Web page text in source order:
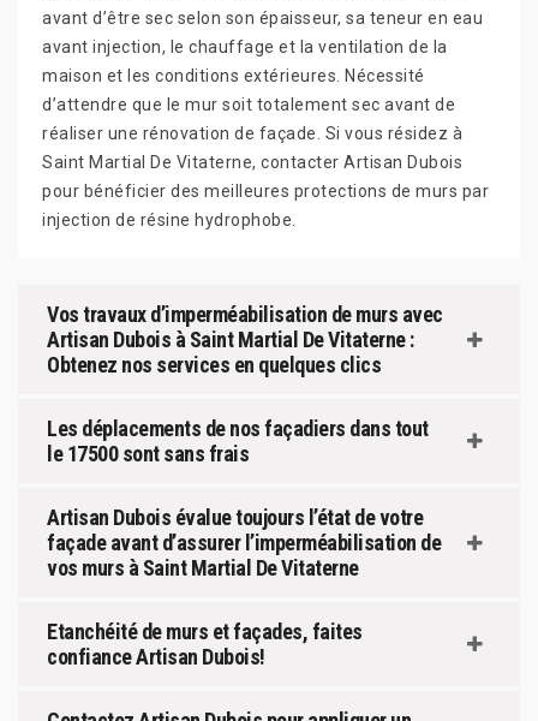
avant d’être sec selon son épaisseur, sa teneur en eau
avant injection, le chauffage et la ventilation de la
maison et les conditions extérieures. Nécessité
d’attendre que le mur soit totalement sec avant de
réaliser une rénovation de façade. Si vous résidez à
Saint Martial De Vitaterne, contacter Artisan Dubois
pour bénéficier des meilleures protections de murs par
injection de résine hydrophobe.
Vos travaux d’imperméabilisation de murs avec
Artisan Dubois à Saint Martial De Vitaterne :
Obtenez nos services en quelques clics
Les déplacements de nos façadiers dans tout
le 17500 sont sans frais
Artisan Dubois évalue toujours l’état de votre
façade avant d’assurer l’imperméabilisation de
vos murs à Saint Martial De Vitaterne
Etanchéité de murs et façades, faites
confiance Artisan Dubois!